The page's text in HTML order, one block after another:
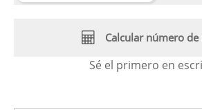
Calcular número
Sé el primero en